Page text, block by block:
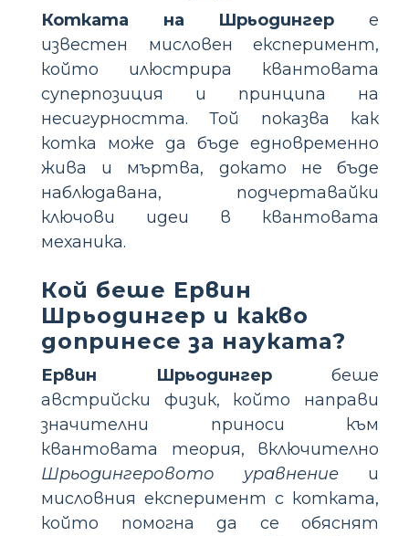
Котката на Шрьодингер е
известен мисловен експеримент,
който илюстрира квантовата
суперпозиция и принципа на
несигурността. Той показва как
котка може да бъде едновременно
жива и мъртва, докато не бъде
наблюдавана, подчертавайки
ключови идеи в квантовата
механика.
Кой беше Ервин
Шрьодингер и какво
допринесе за науката?
Ервин Шрьодингер беше
австрийски физик, който направи
значителни приноси към
квантовата теория, включително
Шрьодингеровото уравнение и
мисловния експеримент с котката,
който помогна да се обяснят